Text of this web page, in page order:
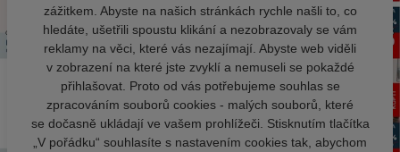
zážitkem. Abyste na našich stránkách rychle našli to, co
hledáte, ušetřili spoustu klikání a nezobrazovaly se vám
reklamy na věci, které vás nezajímají. Abyste web viděli
v zobrazení na které jste zvyklí a nemuseli se pokaždé
přihlašovat. Proto od vás potřebujeme souhlas se
zpracováním souborů cookies - malých souborů, které
se dočasně ukládají ve vašem prohlížeči. Stisknutím tlačítka
„V pořádku“ souhlasíte s nastavením cookies tak, abychom